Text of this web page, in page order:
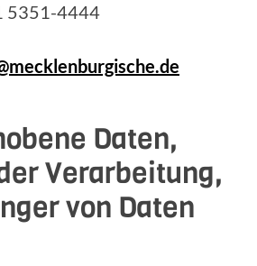
5351-4444
Daten,
Verarbeitung,
von Daten